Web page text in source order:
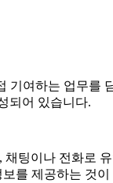
기여하는 업무를
되어 있습니다.
팅이나 전화로
를 제공하는 것